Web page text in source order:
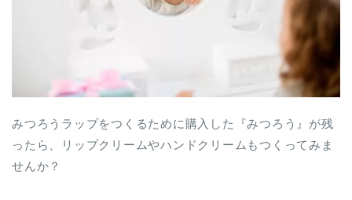
みつろうラップをつくるために購入した『みつろう』が残
ったら、リップクリームやハンドクリームもつくってみま
せんか？